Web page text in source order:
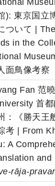
): 東京国立
ついて |
in the
面鳥像考察
Fan 范
首
：《勝天王
考 | From
A
and
rāja-